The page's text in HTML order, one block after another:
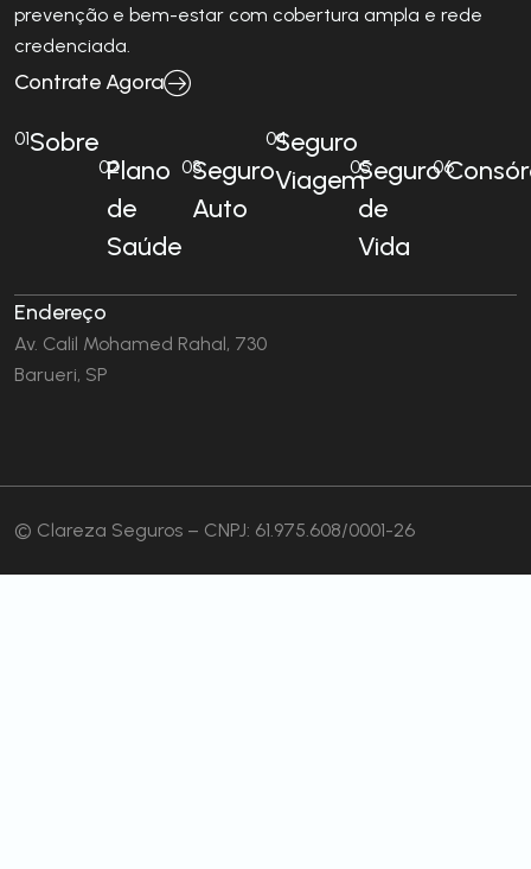
prevenção e bem-estar com cobertura ampla e rede
credenciada.
Contrate Agora
01Sobre
02Plano
de
Saúde
03Seguro
Auto
04Seguro
Viagem
05Seguro
de
Vida
06
Endereço
Av. Calil Mohamed Rahal, 730
Barueri, SP
© Clareza Seguros – CNPJ: 61.975.608/0001-26